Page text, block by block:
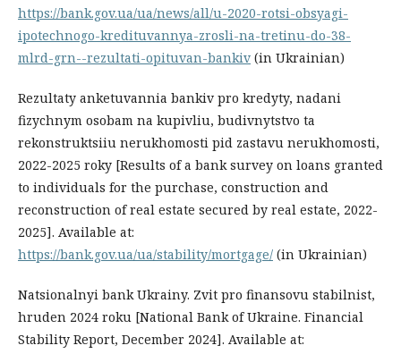
https://bank.gov.ua/ua/news/all/u-2020-rotsi-obsyagi-
ipotechnogo-kredituvannya-zrosli-na-tretinu-do-38-
mlrd-grn--rezultati-opituvan-bankiv (in Ukrainian)
Rezultaty anketuvannia bankiv pro kredyty, nadani
fizychnym osobam na kupivliu, budivnytstvo ta
rekonstruktsiiu nerukhomosti pid zastavu nerukhomosti,
2022-2025 roky [Results of a bank survey on loans granted
to individuals for the purchase, construction and
reconstruction of real estate secured by real estate, 2022-
2025]. Available at:
https://bank.gov.ua/ua/stability/mortgage/ (in Ukrainian)
Natsionalnyi bank Ukrainy. Zvit pro finansovu stabilnist,
hruden 2024 roku [National Bank of Ukraine. Financial
Stability Report, December 2024]. Available at: